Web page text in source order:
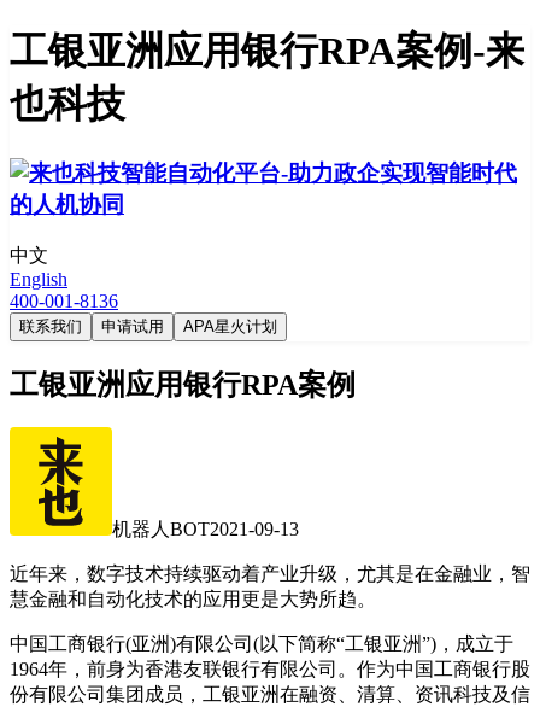
工银亚洲应用银行RPA案例-来
也科技
中文
English
400-001-8136
联系我们 申请试用 APA星火计划
工银亚洲应用银行RPA案例
机器人BOT2021-09-13
近年来，数字技术持续驱动着产业升级，尤其是在金融业，智
慧金融和自动化技术的应用更是大势所趋。
中国工商银行(亚洲)有限公司(以下简称“工银亚洲”)，成立于
1964年，前身为香港友联银行有限公司。作为中国工商银行股
份有限公司集团成员，工银亚洲在融资、清算、资讯科技及信